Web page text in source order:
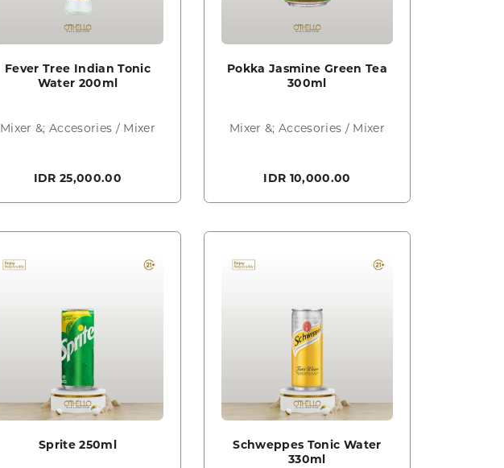
Fever Tree Indian Tonic
Water 200ml
Mixer &; Accesories / Mixer
IDR 25,000.00
Pokka Jasmine Green Tea
300ml
Mixer &; Accesories / Mixer
IDR 10,000.00
Sprite 250ml
Schweppes Tonic Water
330ml